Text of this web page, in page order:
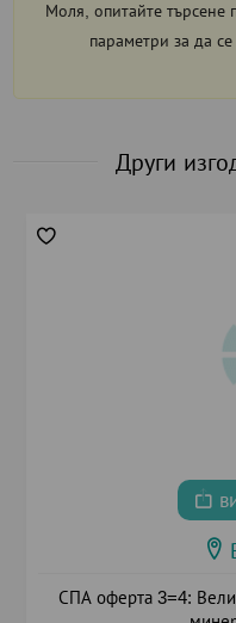
Моля, опитайте търсене
параметри за да
Други
СПА оферта 3=4: